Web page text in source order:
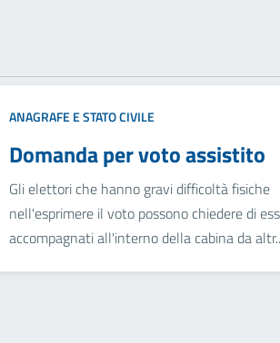
ANAGRAFE E STATO CIVILE
Domanda per voto assistito
Gli elettori che hanno gravi difficoltà fisiche
nell'esprimere il voto possono chiedere di
accompagnati all'interno della cabina da